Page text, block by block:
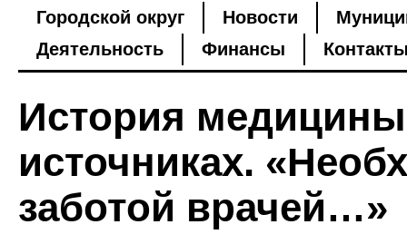
Городской округ Новости
Деятельность
Финансы
История
источниках.
заботой врачей…»